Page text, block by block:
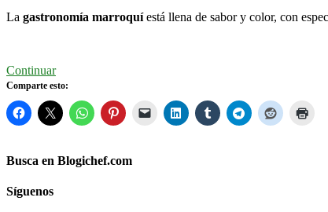
La gastronomía marroquíestá llena de sabor y color, con
Continuar
Comparte esto:
Busca en Blogichef.com
Síguenos